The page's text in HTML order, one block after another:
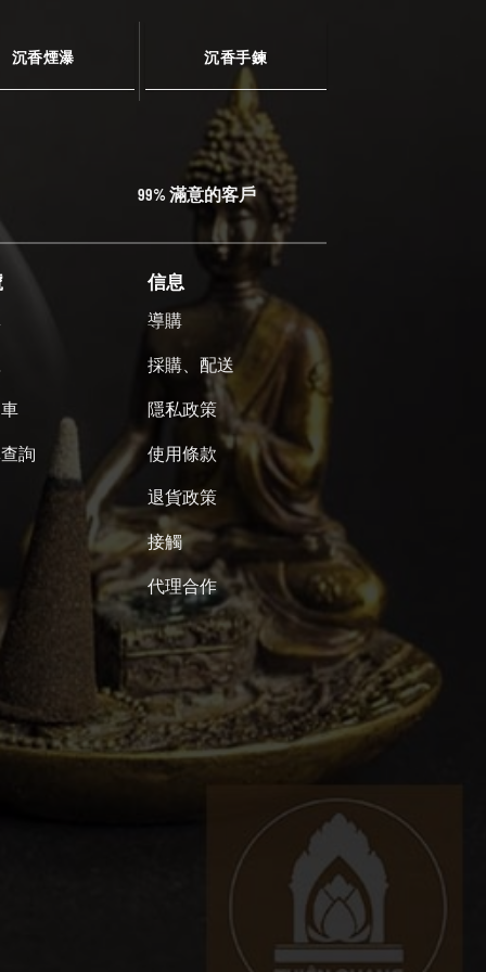
沉香煙瀑 沉香手鍊
99% 滿意的客戶
詢
信息
導購
採購、配送
隱私政策
使用條款
退貨政策
接觸
代理合作